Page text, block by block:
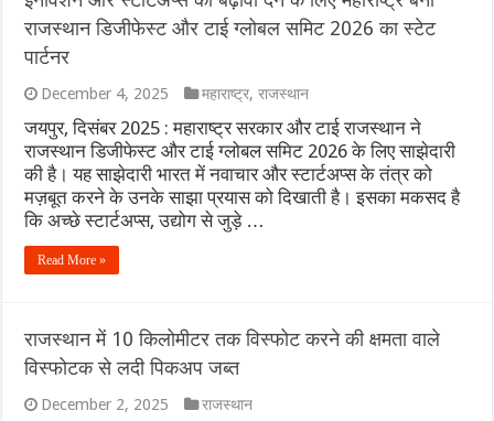
राजस्थान डिजीफेस्ट और टाई ग्लोबल समिट 2026 का स्टेट
पार्टनर
December 4, 2025 महाराष्ट्र,राजस्थान
जयपुर, दिसंबर 2025 : महाराष्ट्र सरकार और टाई राजस्थान ने
राजस्थान डिजीफेस्ट और टाई ग्लोबल समिट 2026 के लिए साझेदारी
की है। यह साझेदारी भारत में नवाचार और स्टार्टअप्स के तंत्र को
मज़बूत करने के उनके साझा प्रयास को दिखाती है। इसका मकसद है
कि अच्छे स्टार्टअप्स, उद्योग से जुड़े …
Read More »
राजस्थान में 10 किलोमीटर तक विस्फोट करने की क्षमता वाले
विस्फोटक से लदी पिकअप जब्त
December 2, 2025 राजस्थान